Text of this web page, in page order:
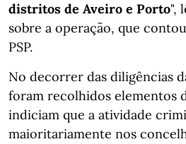
distritos de Aveiro e Porto",
sobre a operação, que
PSP.
No decorrer das diligências
foram recolhidos elementos
indiciam que a atividade
maioritariamente nos